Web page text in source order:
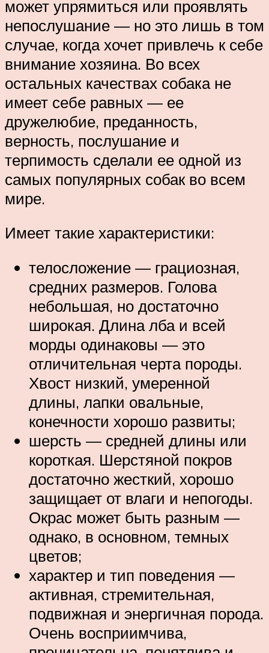
может упрямиться или проявлять
непослушание — но это лишь в том
случае, когда хочет привлечь к себе
внимание хозяина. Во всех
остальных качествах собака не
имеет себе равных — ее
дружелюбие, преданность,
верность, послушание и
терпимость сделали ее одной из
самых популярных собак во всем
мире.
Имеет такие характеристики:
телосложение — грациозная,
средних размеров. Голова
небольшая, но достаточно
широкая. Длина лба и всей
морды одинаковы — это
отличительная черта породы.
Хвост низкий, умеренной
длины, лапки овальные,
конечности хорошо развиты;
шерсть — средней длины или
короткая. Шерстяной покров
достаточно жесткий, хорошо
защищает от влаги и непогоды.
Окрас может быть разным —
однако, в основном, темных
цветов;
характер и тип поведения —
активная, стремительная,
подвижная и энергичная порода.
Очень восприимчива,